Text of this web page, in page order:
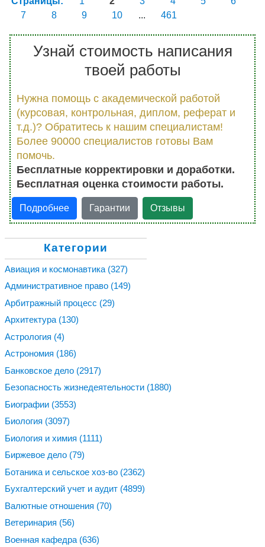
7
8 9 10 ... 461
Узнай стоимость написания
твоей работы
Нужна помощь с академической работой
(курсовая, контрольная, диплом, реферат и
т.д.)? Обратитесь к нашим специалистам!
Более 90000 специалистов готовы Вам
помочь.
Бесплатные корректировки и доработки.
Бесплатная оценка стоимости работы.
Подробнее Гарантии Отзывы
Категории
Авиация и космонавтика (327)
Административное право (149)
Арбитражный процесс (29)
Архитектура (130)
Астрология (4)
Астрономия (186)
Банковское дело (2917)
Безопасность жизнедеятельности (1880)
Биографии (3553)
Биология (3097)
Биология и химия (1111)
Биржевое дело (79)
Ботаника и сельское хоз-во (2362)
Бухгалтерский учет и аудит (4899)
Валютные отношения (70)
Ветеринария (56)
Военная кафедра (636)